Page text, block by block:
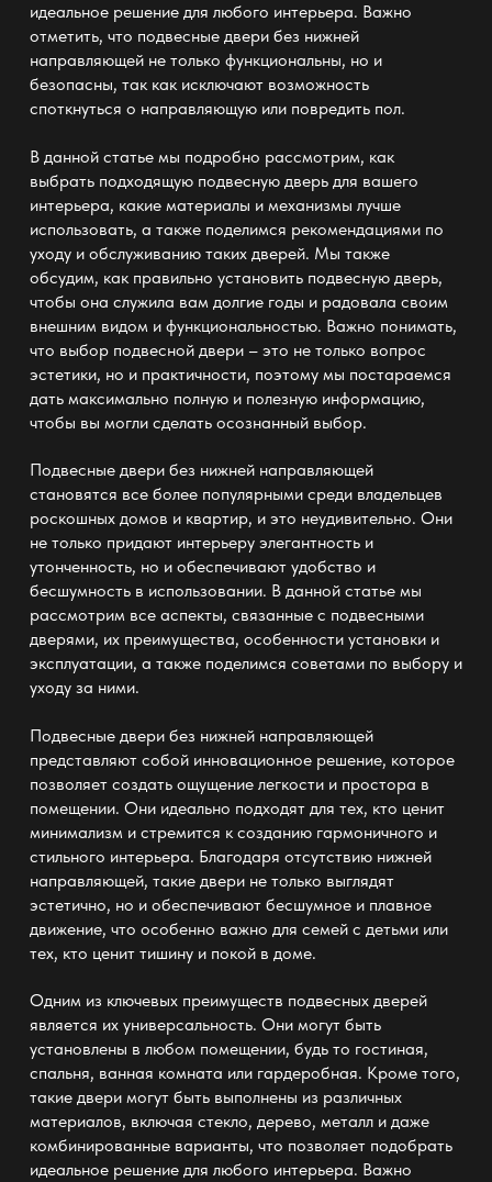
идеальное решение для любого интерьера. Важно
отметить, что подвесные двери без нижней
направляющей не только функциональны, но и
безопасны, так как исключают возможность
споткнуться о направляющую или повредить пол.
В данной статье мы подробно рассмотрим, как
выбрать подходящую подвесную дверь для вашего
интерьера, какие материалы и механизмы лучше
использовать, а также поделимся рекомендациями по
уходу и обслуживанию таких дверей. Мы также
обсудим, как правильно установить подвесную дверь,
чтобы она служила вам долгие годы и радовала своим
внешним видом и функциональностью. Важно понимать,
что выбор подвесной двери – это не только вопрос
эстетики, но и практичности, поэтому мы постараемся
дать максимально полную и полезную информацию,
чтобы вы могли сделать осознанный выбор.
Подвесные двери без нижней направляющей
становятся все более популярными среди владельцев
роскошных домов и квартир, и это неудивительно. Они
не только придают интерьеру элегантность и
утонченность, но и обеспечивают удобство и
бесшумность в использовании. В данной статье мы
рассмотрим все аспекты, связанные с подвесными
дверями, их преимущества, особенности установки и
эксплуатации, а также поделимся советами по выбору и
уходу за ними.
Подвесные двери без нижней направляющей
представляют собой инновационное решение, которое
позволяет создать ощущение легкости и простора в
помещении. Они идеально подходят для тех, кто ценит
минимализм и стремится к созданию гармоничного и
стильного интерьера. Благодаря отсутствию нижней
направляющей, такие двери не только выглядят
эстетично, но и обеспечивают бесшумное и плавное
движение, что особенно важно для семей с детьми или
тех, кто ценит тишину и покой в доме.
Одним из ключевых преимуществ подвесных дверей
является их универсальность. Они могут быть
установлены в любом помещении, будь то гостиная,
спальня, ванная комната или гардеробная. Кроме того,
такие двери могут быть выполнены из различных
материалов, включая стекло, дерево, металл и даже
комбинированные варианты, что позволяет подобрать
идеальное решение для любого интерьера. Важно